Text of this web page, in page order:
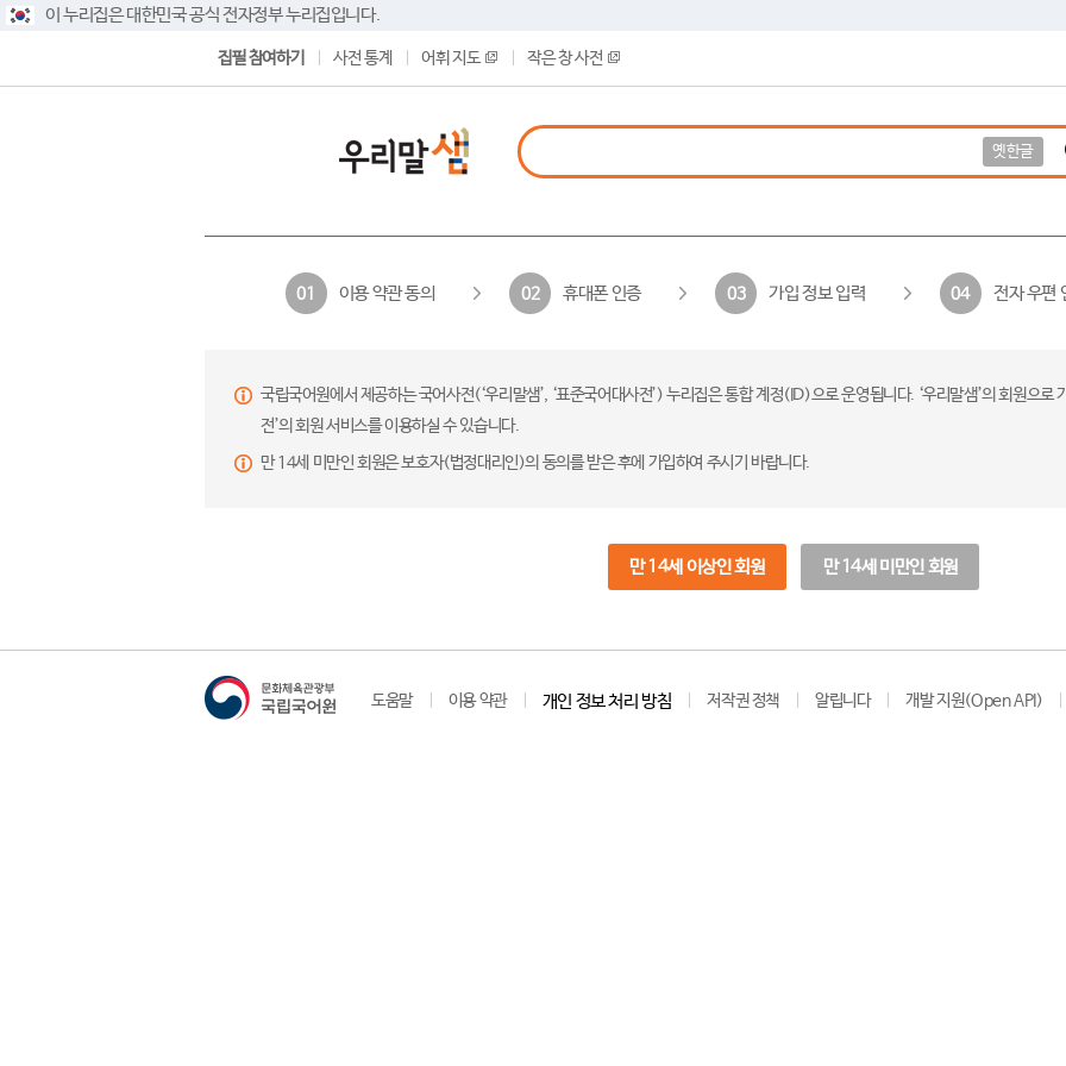
이 누리집은 대한민국 공식 전자정부 누리집입니다.
집필 참여하기 사전 통계 어휘 지도 작은 창 사전
옛한글
01 이용 약관 동의 02 휴대폰 인증 03 가입 정보 입력 04 전자 우편
국립국어원에서 제공하는 국어사전(‘우리말샘’, ‘표준국어대사전’) 누리집은 통합 계정(ID)으로 운영됩니다. ‘우리말샘’의 회원으
전’의 회원 서비스를 이용하실 수 있습니다.
만 14세 미만인 회원은 보호자(법정대리인)의 동의를 받은 후에 가입하여 주시기 바랍니다.
만 14세 이상인 회원 만 14세 미만인 회원
도움말 이용 약관 개인 정보 처리 방침 저작권 정책 알립니다 개발 지원(Open API)